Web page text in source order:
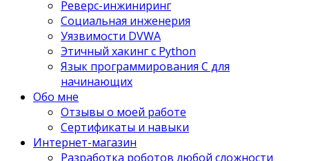
Реверс-инжиниринг
Социальная инженерия
Уязвимости DVWA
Этичный хакинг с Python
Язык программирования С для
начинающих
Обо мне
Отзывы о моей работе
Сертификаты и навыки
Интернет-магазин
Разработка роботов любой сложности